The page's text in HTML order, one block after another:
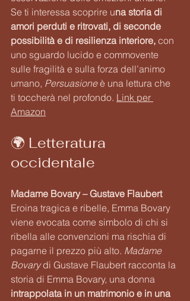
Se ti interessa scoprire una storia di
amori perduti e ritrovati, di seconde
possibilità e di resilienza interiore, con
uno sguardo lucido e commovente
sulle fragilità e sulla forza dell’animo
umano, Persuasione è una lettura che
ti toccherà nel profondo. Link per
Amazon
🌍 Letteratura
occidentale
Madame Bovary – Gustave Flaubert
Eroina tragica e ribelle, Emma Bovary
viene evocata come simbolo di chi si
ribella alle convenzioni ma rischia di
pagarne il prezzo più alto. Madame
Bovary di Gustave Flaubert racconta la
storia di Emma Bovary, una donna
intrappolata in un matrimonio e in una